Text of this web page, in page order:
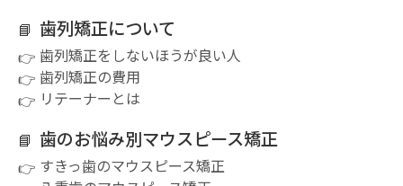
歯列矯正について
歯列矯正をしないほうが良い人
歯列矯正の費用
リテーナーとは
歯のお悩み別マウスピース矯正
すきっ歯のマウスピース矯正